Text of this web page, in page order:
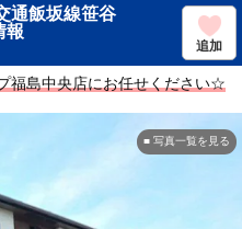
通飯坂線笹谷
報
追加
福島中央店にお任せください☆
■ 写真一覧を見る